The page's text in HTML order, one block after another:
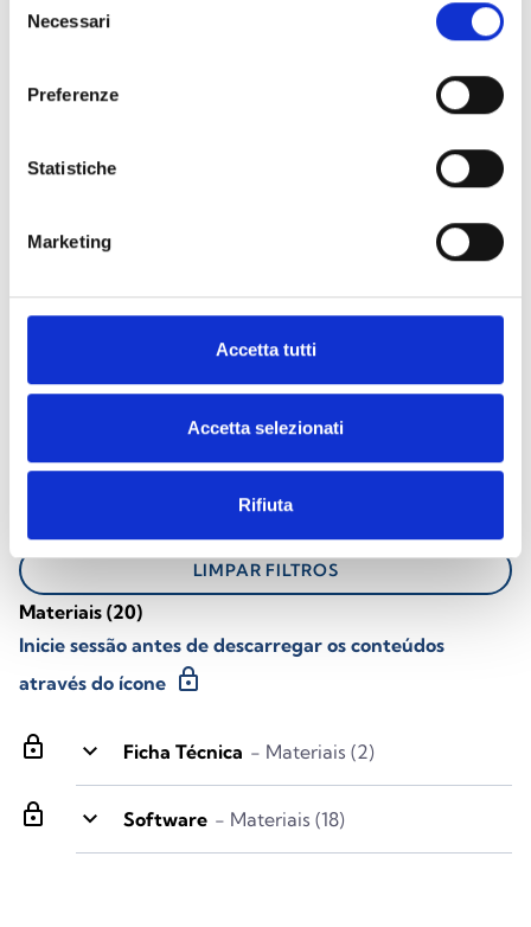
delNecessari
Preferenze
Statistiche
Marketing
Accetta tutti
Accetta selezionati
Rifiuta
descarregue o software na secção
Descarregue a documentação
lock keyboard_arrow_down Ficha Técnica - Materiais (2)
lock keyboard_arrow_down Software - Materiais (18)
Materiais (20)
Inicie sessão antes de descarregar os conteúdos
através do ícone lock
Todos os produtos
LIMPAR FILTROS